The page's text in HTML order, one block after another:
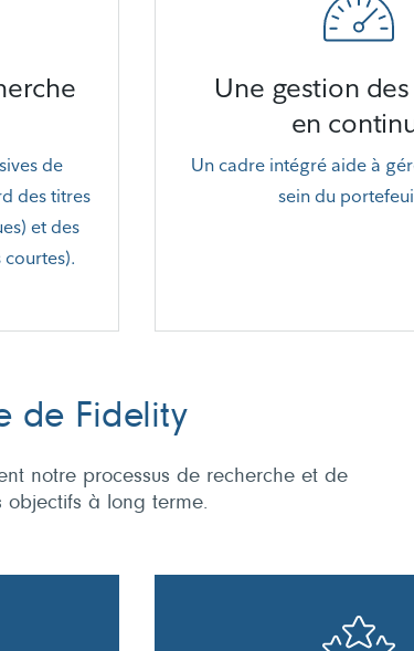
de
des titres
et des
courtes).
Une gestion
en
Un cadre intégré aide à
sein du
de Fidelity
notre processus de recherche et de
à long terme.